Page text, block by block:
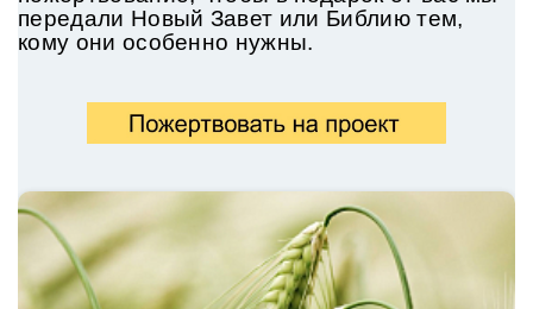
передали Новый Завет или Библию тем,
кому они особенно нужны.